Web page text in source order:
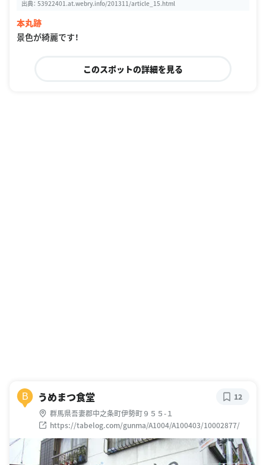
出典： 53922401.at.webry.info/201311/article_15.html
本丸跡
景色が綺麗です！
このスポットの詳細を見る
B うめまつ食堂
群馬県吾妻郡中之条町伊勢町９５５-１
https://tabelog.com/gunma/A1004/A100403/10002877/
12